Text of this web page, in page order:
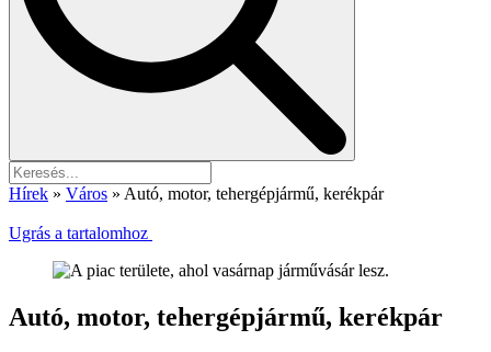
Hírek » Város » Autó, motor, tehergépjármű, kerékpár
Ugrás a tartalomhoz
Autó, motor, tehergépjármű, kerékpár